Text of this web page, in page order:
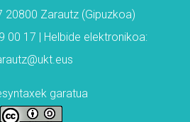
20800 Zarautz (Gipuzkoa)
00 17 | Helbide elektronikoa:
garatua